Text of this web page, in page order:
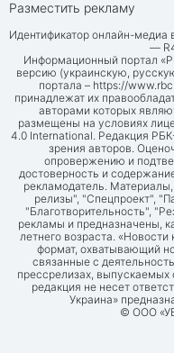
Разместить рекламу
Идентификатор онлайн-медиа
—
Информационный портал
версию (украинскую,
портала – https://
принадлежат их
авторами которых
размещены на условиях
4.0 International. Редакция
зрения авторов.
опровержению и
достоверность и
рекламодатель.
релизы", "Спецпроект",
"Благотворительность",
рекламы и предназначены,
летнего возраста.
формат, охватывающий
связанные с
прессрелизах,
редакция не несет
Украина»
© ООО